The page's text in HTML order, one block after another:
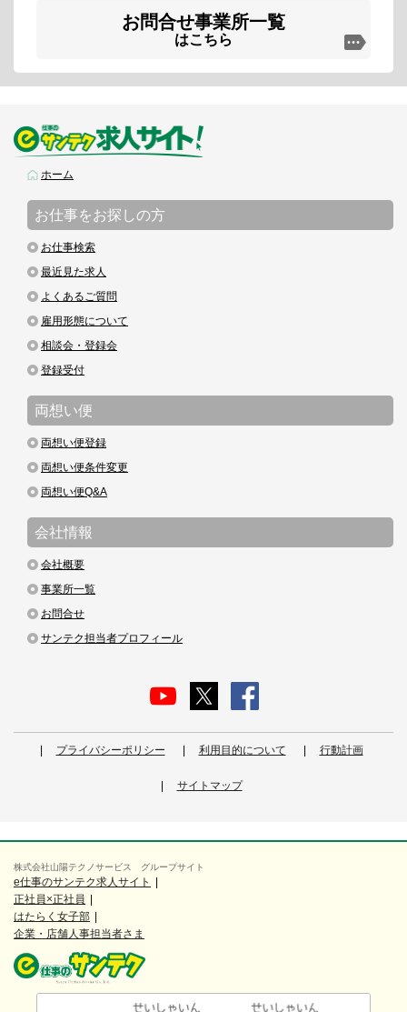
お問合せ事業所一覧
はこちら
ホーム
お仕事をお探しの方
お仕事検索
最近見た求人
よくあるご質問
雇用形態について
相談会・登録会
登録受付
両想い便
両想い便登録
両想い便条件変更
両想い便Q&A
会社情報
会社概要
事業所一覧
お問合せ
サンテク担当者プロフィール
プライバシーポリシー 利用目的について 行動計画
サイトマップ
株式会社山陽テクノサービス グループサイト
e仕事のサンテク求人サイト
正社員×正社員
はたらく女子部
企業・店舗人事担当者さま